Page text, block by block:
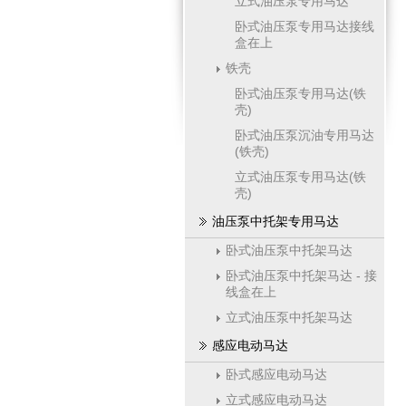
卧式油压泵专用马达接线
盒在上
铁壳
卧式油压泵专用马达(铁
壳)
卧式油压泵沉油专用马达
(铁壳)
立式油压泵专用马达(铁
壳)
油压泵中托架专用马达
卧式油压泵中托架马达
卧式油压泵中托架马达 - 接
线盒在上
立式油压泵中托架马达
感应电动马达
卧式感应电动马达
立式感应电动马达